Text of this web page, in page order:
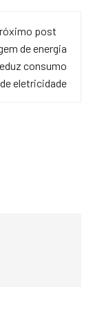
post
de energia
consumo
de eletricidade